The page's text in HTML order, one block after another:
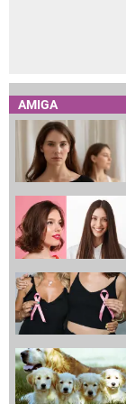
AMIGA